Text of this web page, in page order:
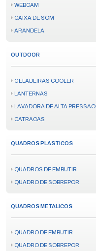
WEBCAM
CAIXA DE SOM
ARANDELA
OUTDOOR
GELADEIRAS COOLER
LANTERNAS
LAVADORA DE ALTA PRESSAO
CATRACAS
QUADROS PLASTICOS
QUADROS DE EMBUTIR
QUADRO DE SOBREPOR
QUADROS METALICOS
QUADRO DE EMBUTIR
QUADRO DE SOBREPOR